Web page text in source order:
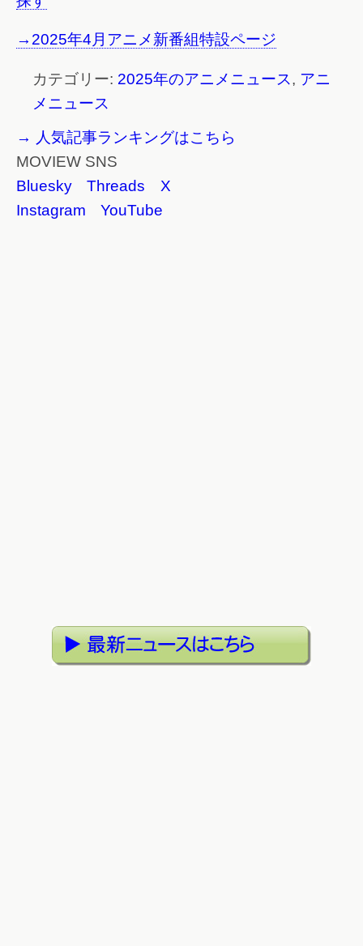
→2025年4月アニメ新番組特設ページ
カテゴリー: 2025年のアニメニュース, アニ
メニュース
→ 人気記事ランキングはこちら
MOVIEW SNS
Bluesky
Threads
X
Instagram
YouTube